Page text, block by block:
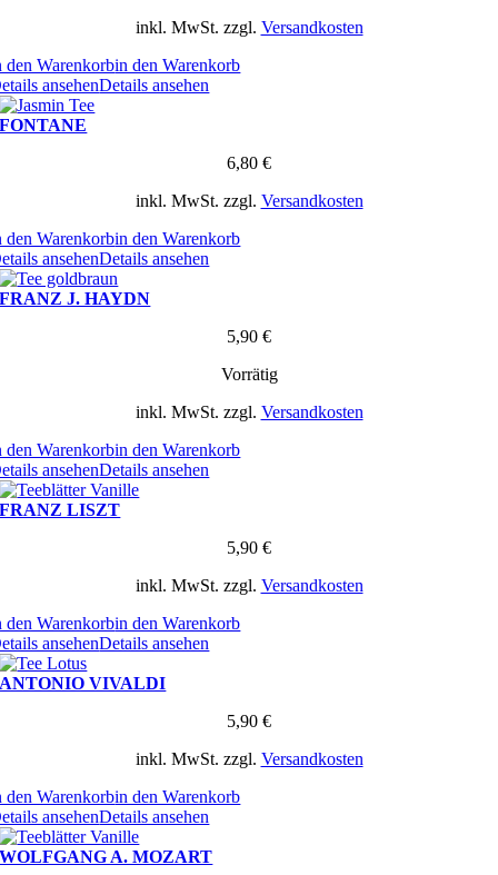
inkl. MwSt. zzgl. Versandkosten
den Warenkorbin den Warenkorb
ansehenDetails ansehen
FONTANE
6,80 €
inkl. MwSt. zzgl. Versandkosten
den Warenkorbin den Warenkorb
ansehenDetails ansehen
FRANZ J. HAYDN
5,90 €
Vorrätig
inkl. MwSt. zzgl. Versandkosten
den Warenkorbin den Warenkorb
ansehenDetails ansehen
FRANZ LISZT
5,90 €
inkl. MwSt. zzgl. Versandkosten
den Warenkorbin den Warenkorb
ansehenDetails ansehen
ANTONIO VIVALDI
5,90 €
inkl. MwSt. zzgl. Versandkosten
den Warenkorbin den Warenkorb
ansehenDetails ansehen
WOLFGANG A. MOZART